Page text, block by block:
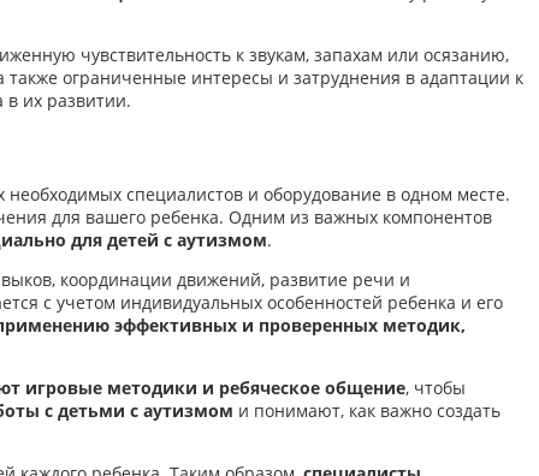
чувствительность к звукам, запахам или осязанию,
ограниченные интересы и затруднения в адаптации к
их развитии.
специалистов и оборудование в одном месте.
для вашего ребенка. Одним из важных компонентов
для детей с аутизмом.
координации движений, развитие речи и
с учетом индивидуальных особенностей ребенка и его
эффективных и проверенных методик,
игровые методики и ребяческое общение, чтобы
с детьми с аутизмом и понимают, как важно создать